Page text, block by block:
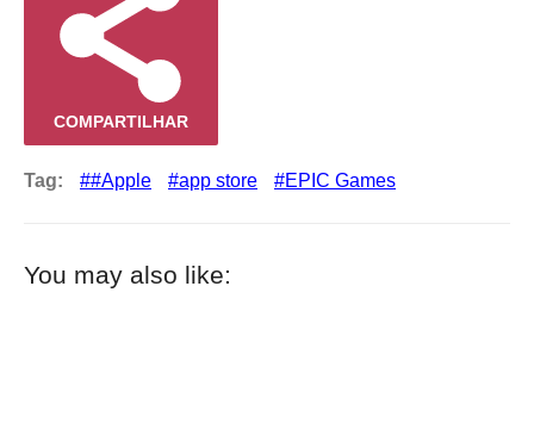
COMPARTILHAR
Tag: #Apple app store EPIC Games
You may also like: